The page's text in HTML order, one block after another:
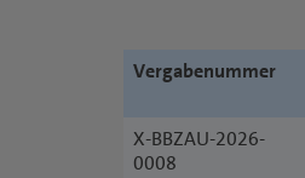
Vergabenummer
X-BBZAU-2026-
0008